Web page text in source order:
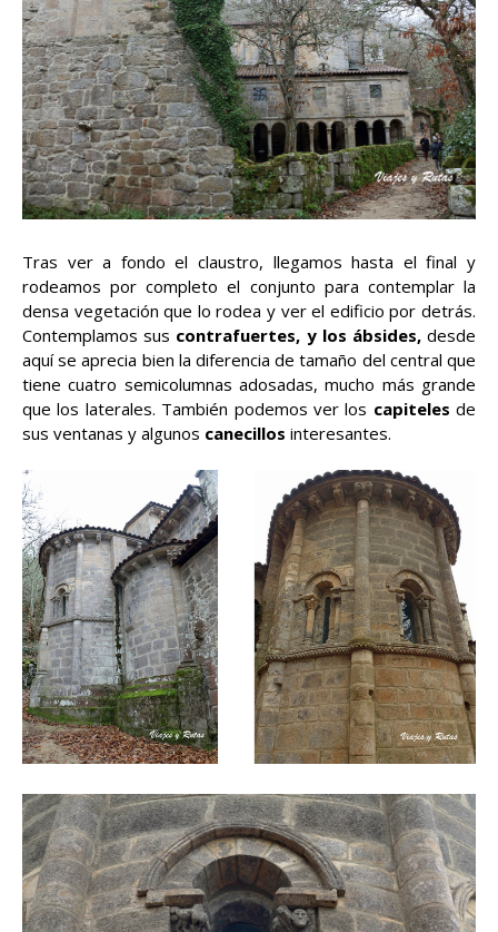
Tras ver a fondo el claustro, llegamos hasta el final y
rodeamos por completo el conjunto para contemplar la
densa vegetación que lo rodea y ver el edificio por detrás.
Contemplamos sus contrafuertes, y los ábsides,desde
aquí se aprecia bien la diferencia de tamaño del central que
tiene cuatro semicolumnas adosadas, mucho más grande
que los laterales. También podemos ver los capiteles de
sus ventanas y algunos canecillos interesantes.